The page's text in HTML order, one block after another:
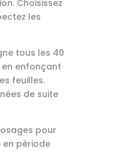
Choisissez
les
tous les 40
enfonçant
feuilles.
de suite
pour
période